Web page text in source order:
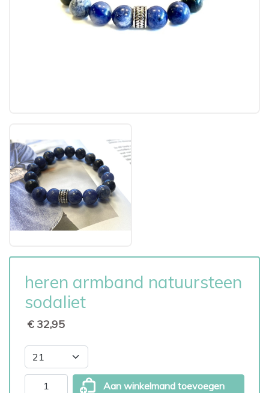
heren armband natuursteen
sodaliet
€ 32,95
Aan winkelmand toevoegen